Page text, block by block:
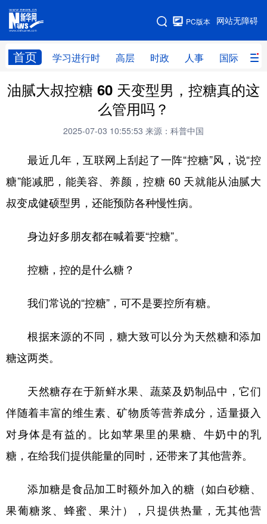
网站无障碍
PC版本
首页 学习进行时 高层 时政 人事 国际 财
网站地图
学习进行时 高层 时政 人事
财经 网评
科技 科创 量子 体育
文化 健康 军事
法律 中央文件 金融
食品 人居
彩票 娱乐 时尚 悦读
公益
文化产业
地方频道
北京 天津 河北 山西
辽宁 吉林 上海 江苏
浙江 安徽 福建 江西
油腻大叔控糖 60 天变型男，控糖真的这
么管用吗？
2025-07-03 10:55:53 来源：科普中国
最近几年，互联网上刮起了一阵“控糖”风，说“控
糖”能减肥，能美容、养颜，控糖 60 天就能从油腻大
叔变成健硕型男，还能预防各种慢性病。
身边好多朋友都在喊着要“控糖”。
控糖，控的是什么糖？
我们常说的“控糖”，可不是要控所有糖。
根据来源的不同，糖大致可以分为天然糖和添加
糖这两类。
天然糖存在于新鲜水果、蔬菜及奶制品中，它们
伴随着丰富的维生素、矿物质等营养成分，适量摄入
对身体是有益的。比如苹果里的果糖、牛奶中的乳
糖，在给我们提供能量的同时，还带来了其他营养。
添加糖是食品加工时额外加入的糖（如白砂糖、
果葡糖浆、蜂蜜、果汁），只提供热量，无其他营